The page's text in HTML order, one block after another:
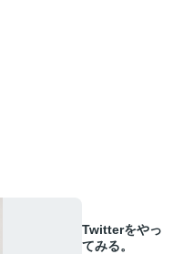
Twitterをやっ
てみる。